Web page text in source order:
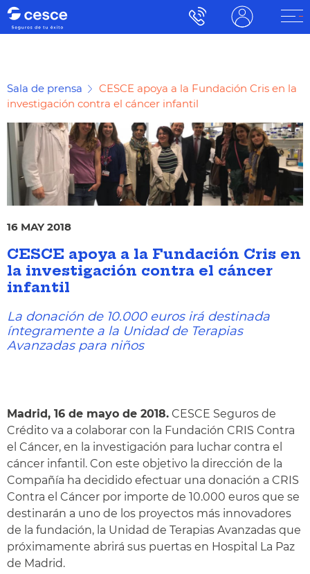
Sala de prensa
CESCE apoya a la Fundación Cris en la
investigación contra el cáncer infantil
16 MAY 2018
CESCE apoya a la Fundación Cris en
la investigación contra el cáncer
infantil
La donación de 10.000 euros irá destinada
íntegramente a la Unidad de Terapias
Avanzadas para niños
Madrid, 16 de mayo de 2018. CESCE Seguros de
Crédito va a colaborar con la Fundación CRIS Contra
el Cáncer, en la investigación para luchar contra el
cáncer infantil. Con este objetivo la dirección de la
Compañía ha decidido efectuar una donación a CRIS
Contra el Cáncer por importe de 10.000 euros que se
destinarán a uno de los proyectos más innovadores
de la fundación, la Unidad de Terapias Avanzadas que
próximamente abrirá sus puertas en Hospital La Paz
de Madrid.